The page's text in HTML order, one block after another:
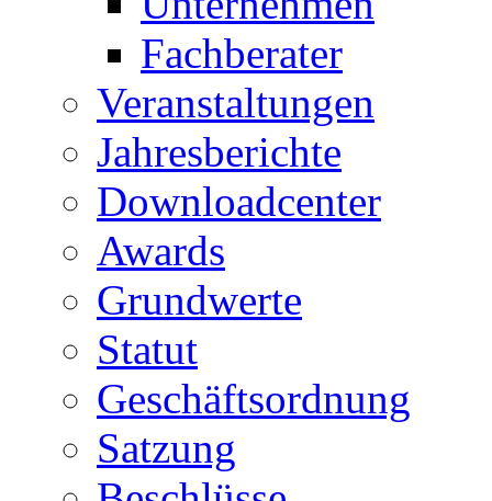
Fachberater
Veranstaltungen
Jahresberichte
Downloadcenter
Awards
Grundwerte
Statut
Geschäftsordnung
Satzung